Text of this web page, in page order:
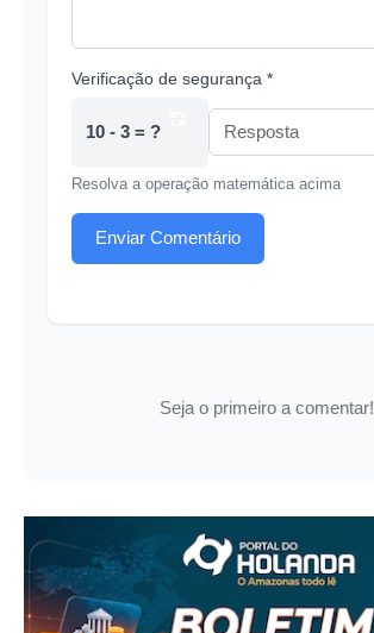
Verificação de segurança *
10 - 3 = ?
Resolva a operação matemática acima
Enviar Comentário
Seja o primeiro a comentar!